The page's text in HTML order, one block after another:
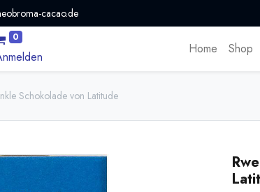
cacao.de
0
Home Shop
Schokolade von Latitude